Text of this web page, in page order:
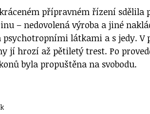
přípravném řízení sdělila
– nedovolená výroba a jiné
látkami a s jedy. V
jí hrozí až pětiletý trest. Po
byla propuštěna na svobodu.